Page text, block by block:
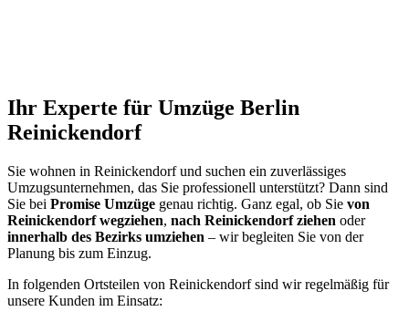
Ihr Experte für Umzüge Berlin
Reinickendorf
Sie wohnen in Reinickendorf und suchen ein zuverlässiges
Umzugsunternehmen, das Sie professionell unterstützt? Dann sind
Sie bei Promise Umzüge genau richtig. Ganz egal, ob Sie von
Reinickendorf wegziehen, nach Reinickendorf ziehen oder
innerhalb des Bezirks umziehen – wir begleiten Sie von der
Planung bis zum Einzug.
In folgenden Ortsteilen von Reinickendorf sind wir regelmäßig für
unsere Kunden im Einsatz: